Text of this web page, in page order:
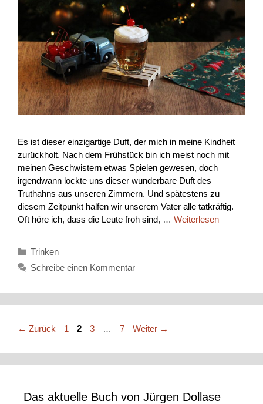
Es ist dieser einzigartige Duft, der mich in meine Kindheit
zurückholt. Nach dem Frühstück bin ich meist noch mit
meinen Geschwistern etwas Spielen gewesen, doch
irgendwann lockte uns dieser wunderbare Duft des
Truthahns aus unseren Zimmern. Und spätestens zu
diesem Zeitpunkt halfen wir unserem Vater alle tatkräftig.
Oft höre ich, dass die Leute froh sind, … Weiterlesen
Kategorien
Trinken
Schreibe einen Kommentar
← Zurück Seite
1 Seite
2 Seite
3 … Seite
7 Weiter →
Das aktuelle Buch von Jürgen Dollase